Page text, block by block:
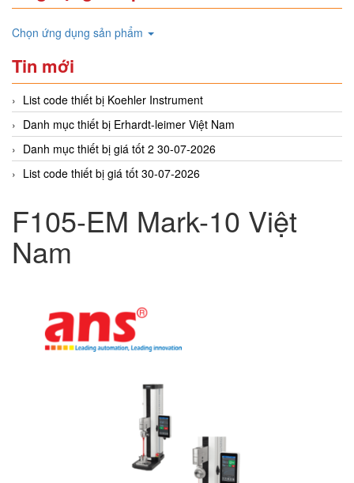
Chọn ứng dụng sản phẩm
Tin mới
List code thiết bị Koehler Instrument
Danh mục thiết bị Erhardt-leimer Việt Nam
Danh mục thiết bị giá tốt 2 30-07-2026
List code thiết bị giá tốt 30-07-2026
F105-EM Mark-10 Việt
Nam